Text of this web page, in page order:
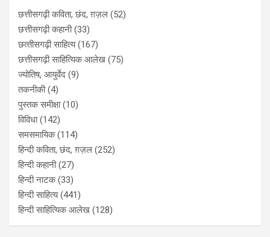
छत्तीसगढ़ी कविता, छंद, ग़ज़ल (52)
छत्तीसगढ़ी कहानी(33)
छत्‍तीसगढ़ी साहित्‍य(167)
छत्तीसगढ़ी साहित्यिक आलेख (75)
ज्योतिष, आयुर्वेद (9)
तकनीकी(4)
पुस्‍तक समीक्षा(10)
विविधा(142)
समसमायिक(114)
हिन्दी कविता, छंद, ग़ज़ल (252)
हिन्दी कहानी(27)
हिन्‍दी नाटक(33)
हिन्दी साहित्य(441)
हिन्दी साहित्यिक आलेख (128)